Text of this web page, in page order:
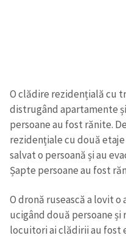
O clădire rezidențială cu
distrugând apartamente
persoane au fost rănite.
rezidențiale cu două
salvat o persoană și au
Șapte persoane au fost
O dronă rusească a lovit
ucigând două persoane și
locuitori ai clădirii au fost
ȘTIREA MEA
Titlu știre
+ Adaugă titlu